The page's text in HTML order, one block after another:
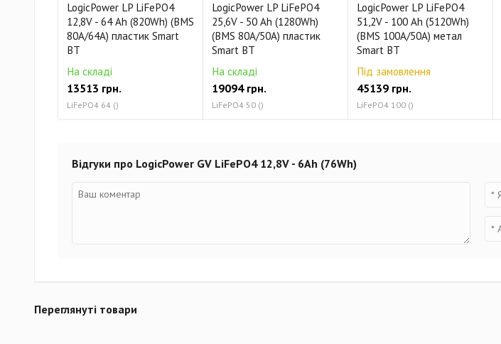
LogicPower LP LiFePO4
12,8V - 64 Ah (820Wh) (BMS
80A/64А) пластик Smart
BT
На складі
13513 грн.
LiFePO4 64 ()
LogicPower LP LiFePO4
25,6V - 50 Ah (1280Wh)
(BMS 80A/50А) пластик
Smart BT
На складі
19094 грн.
LiFePO4 50 ()
LogicPower LP LiFePO4
51,2V - 100 Ah (5120Wh)
(BMS 100A/50А) метал
Smart BT
Під замовлення
45139 грн.
LiFePO4 100 ()
Відгуки про LogicPower GV LiFePO4 12,8V - 6Ah (76Wh)
Переглянуті товари